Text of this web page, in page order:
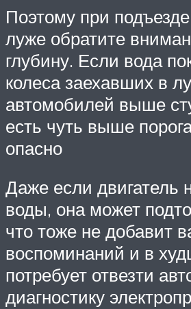
Поэтому при
луже обратите
глубину. Если вода
колеса заехавших в
автомобилей выше
есть чуть выше
опасно
Даже если двигатель
воды, она может
что тоже не добавит
воспоминаний и в
потребует отвезти
диагностику